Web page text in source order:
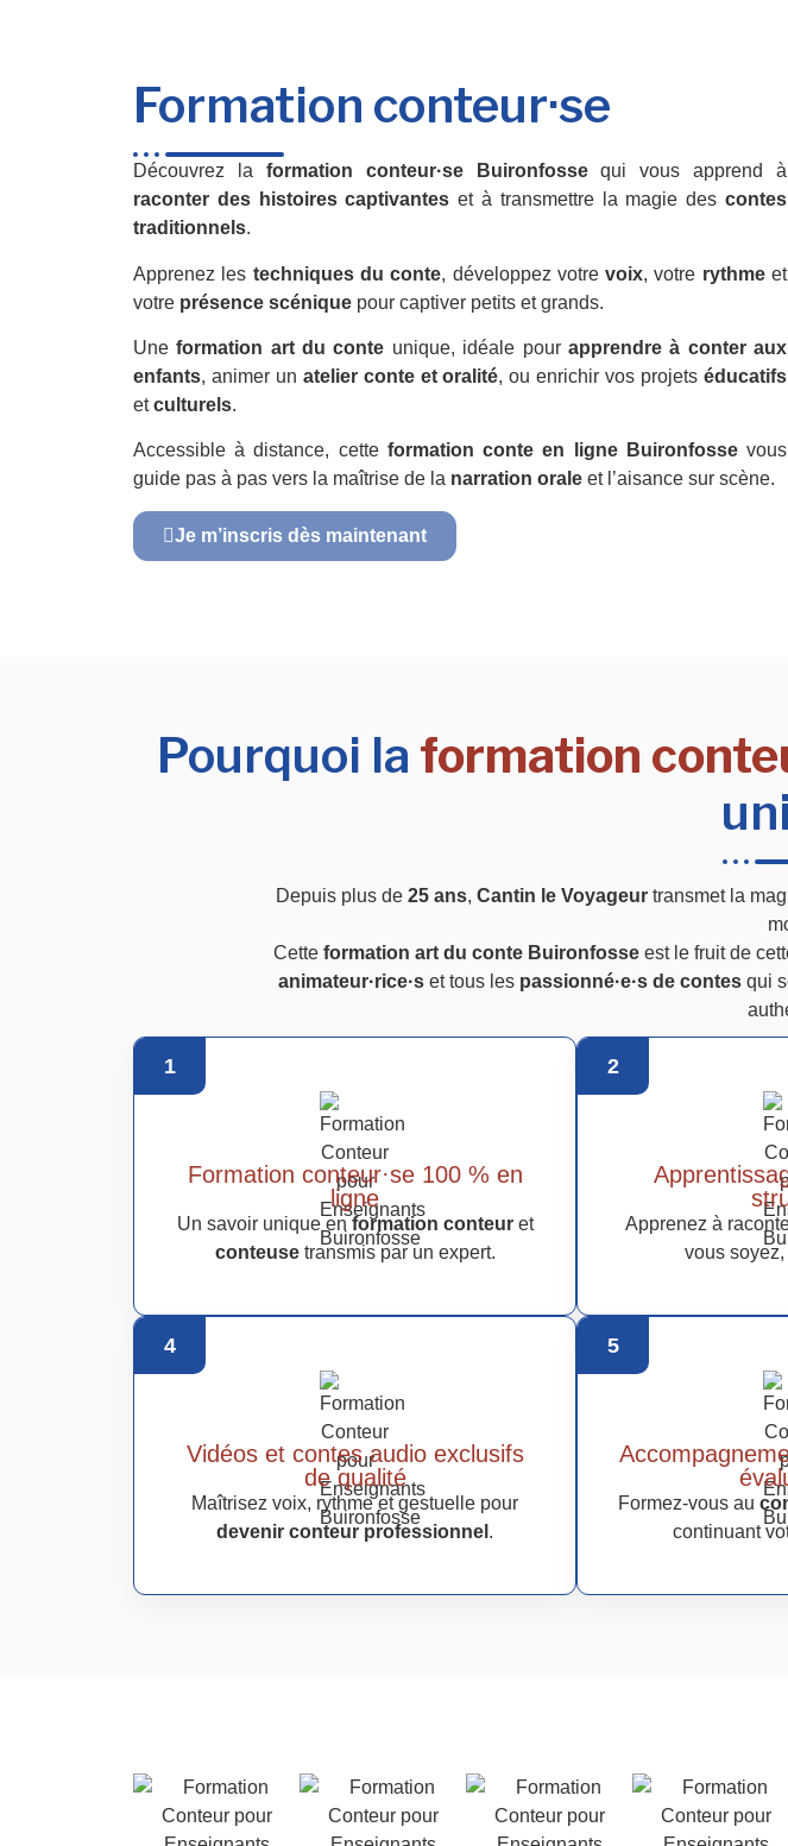
Formation conteur·se
Découvrez la formation conteur·se Buironfossequi vous apprend à
raconter des histoires captivantes et à transmettre la magie descontes
traditionnels.
Apprenez les techniques du conte, développez votrevoix, votre rythmeet
votre présence scénique pour captiver petits et grands.
Uneformation art du conte unique, idéale pour apprendre à conter aux
enfants, animer un atelier conte et oralité, ou enrichir vos projetséducatifs
etculturels.
Accessible à distance, cette formation conte en ligne Buironfossevous
guide pas à pas vers la maîtrise de la narration orale et l’aisance sur scène.
Je m’inscris dès maintenant
Pourquoi la formation
Depuis plus de 25 ans, Cantin le Voyageurtransmet la
Cette formation art du conte Buironfosse est le fruit de
animateur·rice·s et tous les passionné·e·s de contes qui
1
Formation conteur·se 100 % en
ligne
Un savoir unique en formation conteuret
conteusetransmis par un expert.
2
Apprenez à
vous soyez,
4
Vidéos et contes audio exclusifs
de qualité
Maîtrisez voix, rythme et gestuelle pour
devenir conteur professionnel .
5
Formez-vous au
continuant